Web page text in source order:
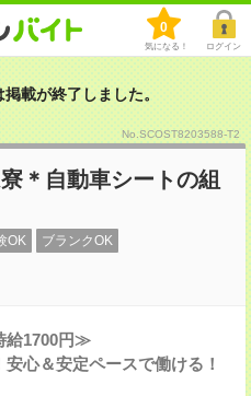
0
気になる！ ログイン
載が終了しました。
No.SCOST8203588-T2
＊自動車シートの組
OK ブランクOK
給1700円≫
心＆安定ペースで働ける！